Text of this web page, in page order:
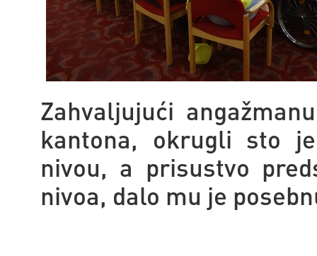
Zahvaljujući
kantona, okrugli sto
nivou, a prisustvo
nivoa, dalo mu je